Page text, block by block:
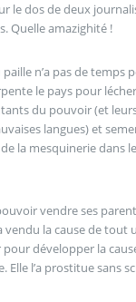
le dos de deux
Quelle amazighité !
n’a pas de temps
le pays pour
du pouvoir (et
langues) et
de la mesquinerie dans
vendre ses
vendu la cause de tout
développer la
Elle l’a prostitue sans